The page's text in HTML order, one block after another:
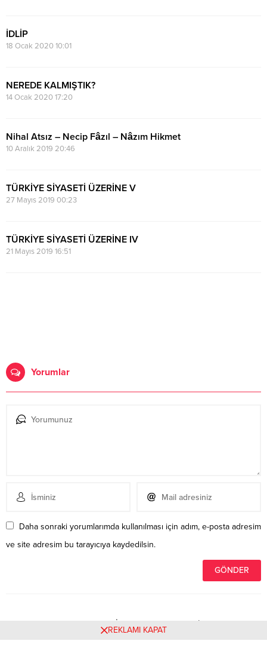
İDLİP
18 Ocak 2020 10:01
NEREDE KALMIŞTIK?
14 Ocak 2020 17:20
Nihal Atsız – Necip Fâzıl – Nâzım Hikmet
10 Aralık 2019 20:46
TÜRKİYE SİYASETİ ÜZERİNE V
27 Mayıs 2019 00:23
TÜRKİYE SİYASETİ ÜZERİNE IV
21 Mayıs 2019 16:51
Yorumlar
Daha sonraki yorumlarımda kullanılması için adım, e-posta adresim
ve site adresim bu tarayıcıya kaydedilsin.
Henüz yorum yapılmamış. İlk yorumu yukarıdaki form
aracılığıyla siz yapabilirsiniz.REKLAMI KAPAT